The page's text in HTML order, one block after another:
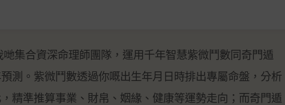
集合資深命理師團隊，運用千年智慧紫微鬥數同奇門遁
測。紫微鬥數透過你嘅出生年月日時排出專屬命盤，分析
精準推算事業、財帛、姻緣、健康等運勢走向；而奇門遁